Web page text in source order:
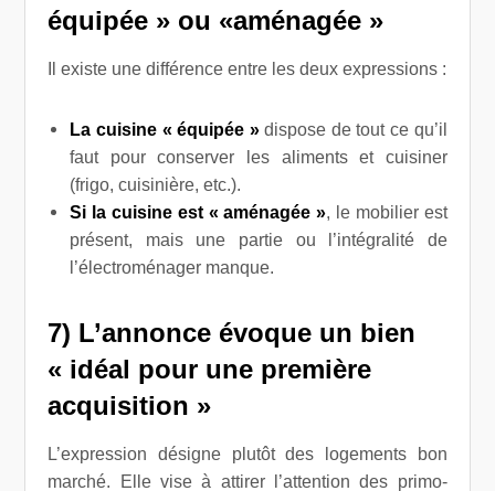
équipée » ou «aménagée »
Il existe une différence entre les deux expressions :
La cuisine « équipée »dispose de tout ce qu’il
faut pour conserver les aliments et cuisiner
(frigo, cuisinière, etc.).
Si la cuisine est « aménagée », le mobilier est
présent, mais une partie ou l’intégralité de
l’électroménager manque.
7) L’annonce évoque un bien
« idéal pour une première
acquisition »
L’expression désigne plutôt des logements bon
marché. Elle vise à attirer l’attention des primo-